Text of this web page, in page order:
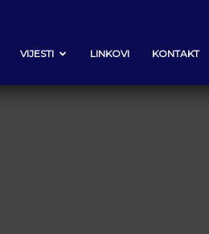
VIJESTI LINKOVI KONTAKT